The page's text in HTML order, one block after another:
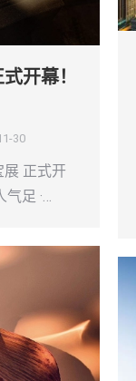
开幕！
30
正式开
气足 ·…